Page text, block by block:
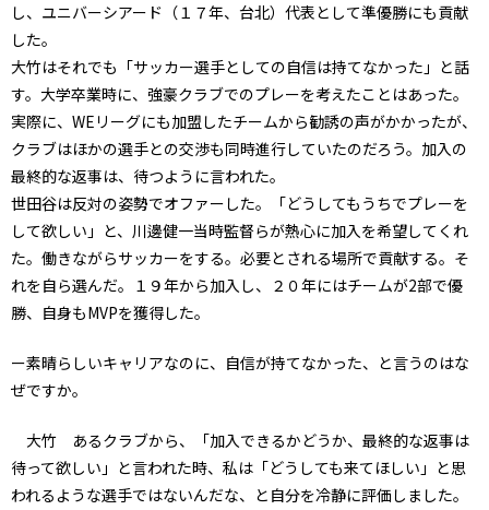
し、ユニバーシアード（１７年、台北）代表として準優勝にも貢献
した。
大竹はそれでも「サッカー選手としての自信は持てなかった」と話
す。大学卒業時に、強豪クラブでのプレーを考えたことはあった。
実際に、WEリーグにも加盟したチームから勧誘の声がかかったが、
クラブはほかの選手との交渉も同時進行していたのだろう。加入の
最終的な返事は、待つように言われた。
世田谷は反対の姿勢でオファーした。「どうしてもうちでプレーを
して欲しい」と、川邊健一当時監督らが熱心に加入を希望してくれ
た。働きながらサッカーをする。必要とされる場所で貢献する。そ
れを自ら選んだ。１９年から加入し、２０年にはチームが2部で優
勝、自身もMVPを獲得した。
ー素晴らしいキャリアなのに、自信が持てなかった、と言うのはな
ぜですか。
大竹 あるクラブから、「加入できるかどうか、最終的な返事は
待って欲しい」と言われた時、私は「どうしても来てほしい」と思
われるような選手ではないんだな、と自分を冷静に評価しました。